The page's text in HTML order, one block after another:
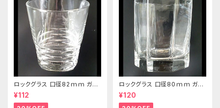
ロックグラス 口径82ｍｍ ガラ
ス製 250cc
¥112
ロックグラス 口径80ｍｍ ガラ
ス製 220cc
¥120